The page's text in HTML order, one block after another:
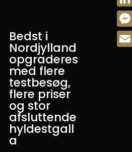
Bedst i
Nordjylland
opgraderes
med flere
testbesøg,
flere priser
og stor
afsluttende
hyldestgall
a